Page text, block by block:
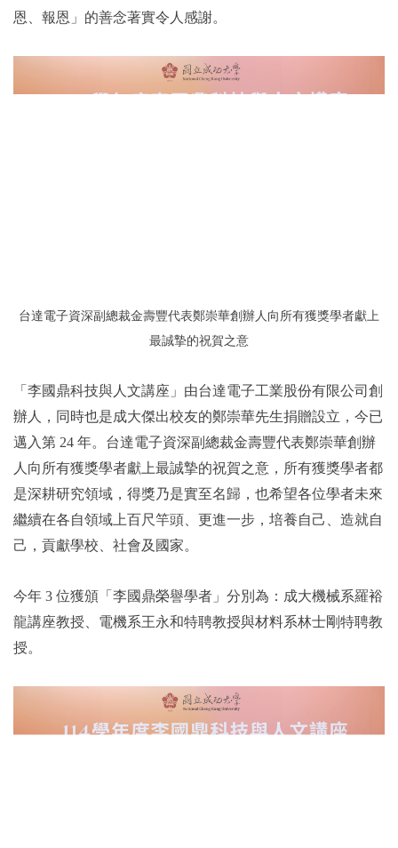
恩、報恩」的善念著實令人感謝。
台達電子資深副總裁金壽豐代表鄭崇華創辦人向所有獲獎學者獻上
最誠摯的祝賀之意
「李國鼎科技與人文講座」由台達電子工業股份有限公司創
辦人，同時也是成大傑出校友的鄭崇華先生捐贈設立，今已
邁入第 24 年。台達電子資深副總裁金壽豐代表鄭崇華創辦
人向所有獲獎學者獻上最誠摯的祝賀之意，所有獲獎學者都
是深耕研究領域，得獎乃是實至名歸，也希望各位學者未來
繼續在各自領域上百尺竿頭、更進一步，培養自己、造就自
己，貢獻學校、社會及國家。
今年 3 位獲頒「李國鼎榮譽學者」分別為：成大機械系羅裕
龍講座教授、電機系王永和特聘教授與材料系林士剛特聘教
授。